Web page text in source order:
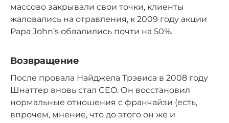
массово закрывали свои точки, клиенты
жаловались на отравления, к 2009 году акции
Papa John’s обвалились почти на 50%.
Возвращение
После провала Найджела Трэвиса в 2008 году
Шнаттер вновь стал CEO. Он восстановил
нормальные отношения с франчайзи (есть,
впрочем, мнение, что до этого он же и